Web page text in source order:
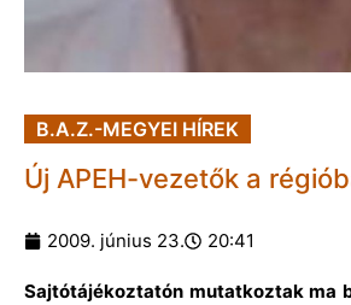
B.A.Z.-MEGYEI HÍREK
Új APEH-vezetők a
2009. június 23. 20:41
Sajtótájékoztatón mutatkoztak ma